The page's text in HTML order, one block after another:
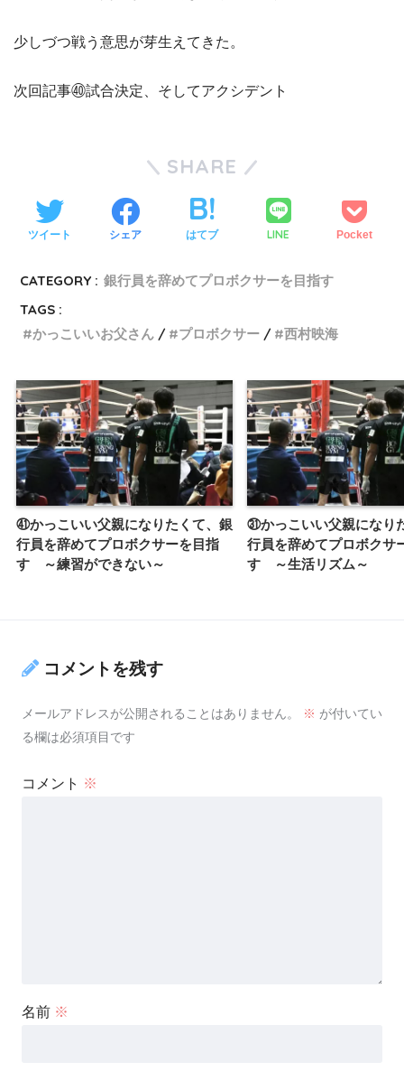
少しづつ戦う意思が芽生えてきた。
次回記事㊵試合決定、そしてアクシデント
SHARE
ツイート シェア はてブ LINE Pocket
CATEGORY : 銀行員を辞めてプロボクサーを目指す
TAGS :
かっこいいお父さん
プロボクサー 西村映海
㊶かっこいい父親になりたくて、銀
行員を辞めてプロボクサーを目指
す ～練習ができない～
㉛かっこいい父親になり
行員を辞めてプロボクサ
す ～生活リズム～
コメントを残す
メールアドレスが公開されることはありません。 ※ が付いてい
る欄は必須項目です
コメント ※
名前 ※